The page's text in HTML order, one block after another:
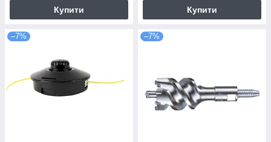
Купити Купити
–7% –7%